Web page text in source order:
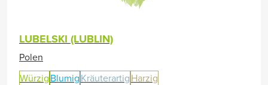
LUBELSKI (LUBLIN)
Polen
Würzig Blumig Kräuterartig Harzig